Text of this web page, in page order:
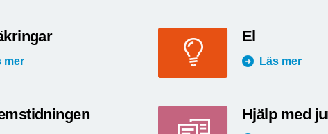
mer
El
Läs mer
Hjälp med